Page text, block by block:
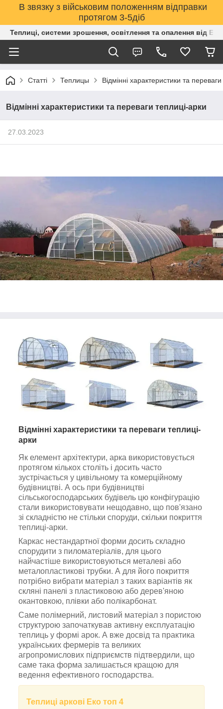
В звязку з військовим положенням відправки
протягом 3-5діб
Теплиці, системи зрошення, освітлення та опалення від
Статті Теплицы Відмінні характеристики та
Відмінні характеристики та переваги теплиці-арки
27.03.2023
Відмінні характеристики та переваги теплиці-
арки
Як елемент архітектури, арка використовується
протягом кількох століть і досить часто
зустрічається у цивільному та комерційному
будівництві. А ось при будівництві
сільськогосподарських будівель цю конфігурацію
стали використовувати нещодавно, що пов'язано
зі складністю не стільки споруди, скільки покриття
теплиці-арки.
Каркас нестандартної форми досить складно
спорудити з пиломатеріалів, для цього
найчастіше використовуються металеві або
металопластикові трубки. А для його покриття
потрібно вибрати матеріал з таких варіантів як
скляні панелі з пластиковою або дерев'яною
окантовкою, плівки або полікарбонат.
Саме полімерний, листовий матеріал з пористою
структурою започаткував активну експлуатацію
теплиць у формі арок. А вже досвід та практика
українських фермерів та великих
агропромислових підприємств підтвердили, що
саме така форма залишається кращою для
ведення ефективного господарства.
Теплиці аркові Еко топ 4